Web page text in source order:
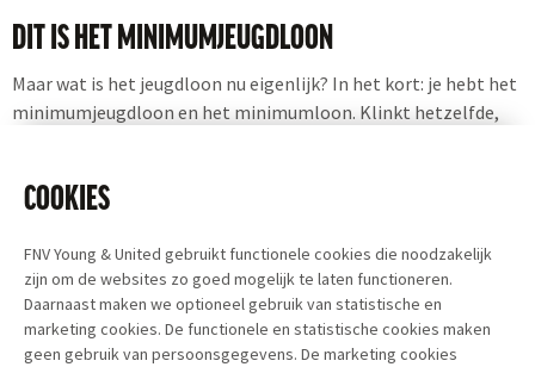
DIT IS HET MINIMUMJEUGDLOON
Maar wat is het jeugdloon nu eigenlijk? In het kort: je hebt het
minimumjeugdloon en het minimumloon. Klinkt hetzelfde,
voor iedereen die 21 jaar of ouder is even hoog. Als je 21 bent,
werk doet.
Als je 20 jaar of jonger bent, verdien je minimaal het
minimumjeugdloon. Hoe hoog dit jeugdloon is, hangt af van je
leeftijd. Zo verdient iemand van 20 jaar 80% van wat iemand
COOKIES
FNV Young & United gebruikt functionele cookies die noodzakelijk
zijn om de websites zo goed mogelijk te laten functioneren.
Daarnaast maken we optioneel gebruik van statistische en
marketing cookies. De functionele en statistische cookies maken
geen gebruik van persoonsgegevens. De marketing cookies